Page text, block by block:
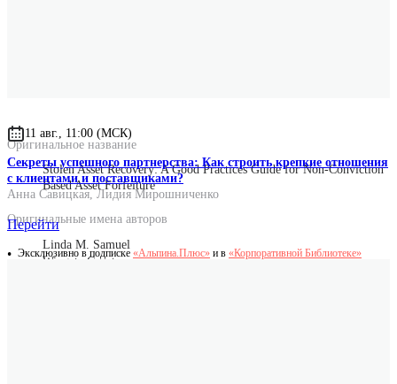
Оригинальное название
Stolen Asset Recovery: A Good Practices Guide for Non-Conviction
Based Asset Forfeiture
Оригинальные имена авторов
Linda M. Samuel
Wingate Grant
11 авг., 11:00 (МСК)
Секреты успешного партнерства: Как строить крепкие отношения
с клиентами и поставщиками?
Анна Савицкая, Лидия Мирошниченко
Перейти
Эксклюзивно в подписке «Альпина.Плюс» и в «Корпоративной Библиотеке»